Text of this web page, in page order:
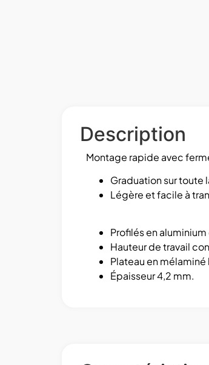
Description
Montage rapide avec
Graduation sur toute
Légère et facile à
Profilés en
Hauteur de travail
Plateau en mélaminé
Épaisseur 4,2 mm.